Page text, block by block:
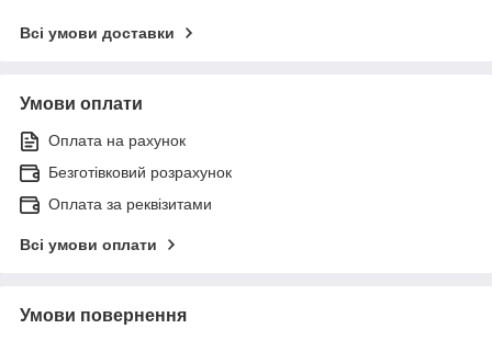
Всі умови доставки
Умови оплати
Оплата на рахунок
Безготівковий розрахунок
Оплата за реквізитами
Всі умови оплати
Умови повернення